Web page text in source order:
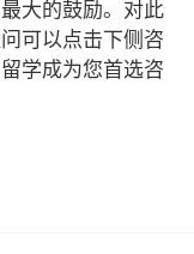
大的鼓励。对此
可以点击下侧咨
学成为您首选咨